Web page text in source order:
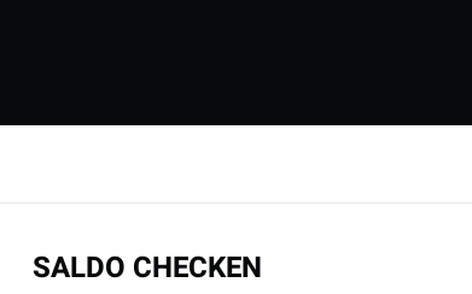
SALDO CHECKEN